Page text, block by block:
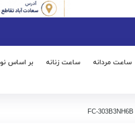
ساعت مردانه ساعت زنانه بر اساس